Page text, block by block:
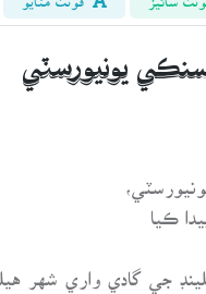
يونيورسٽي
ڪيا
جي گادي واري شهر